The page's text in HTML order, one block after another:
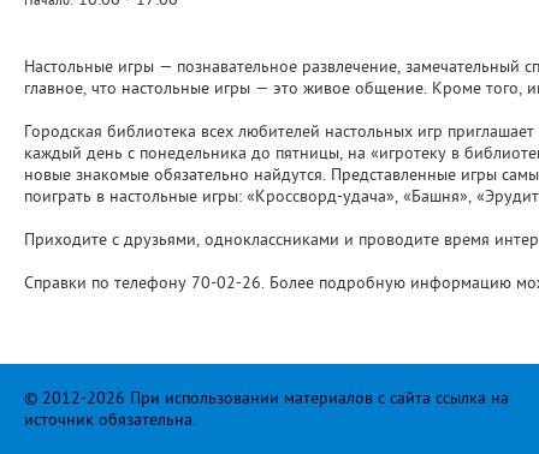
Настольные игры — познавательное развлечение,
главное, что настольные игры — это живое общение. Кроме того,
Городская библиотека всех любителей настольных игр
каждый день с понедельника до пятницы, на «игротеку в
новые знакомые обязательно найдутся. Представленные игры
поиграть в настольные игры: «Кроссворд-удача», «Башня»,
Приходите с друзьями, одноклассниками и проводите время
Справки по телефону 70-02-26. Более подробную информацию
© 2012-2026 При использовании материалов с сайта ссылка на
источник обязательна.